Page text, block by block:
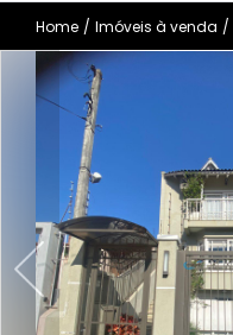
Home / Imóveis à venda /